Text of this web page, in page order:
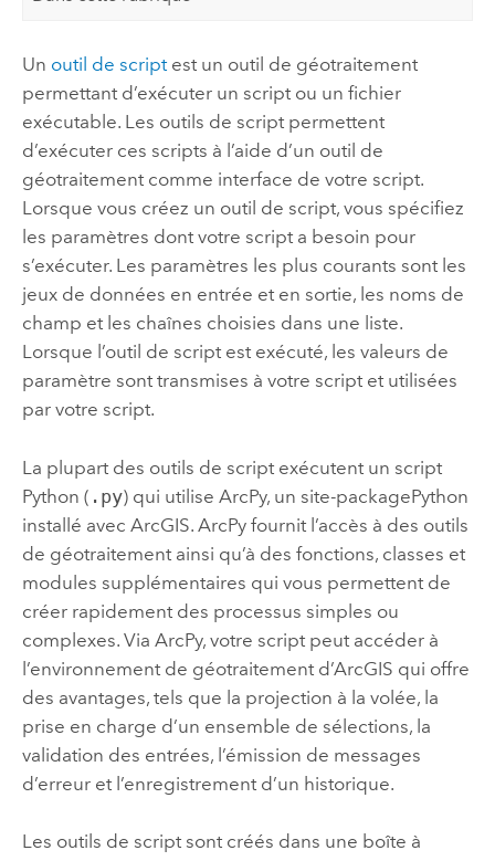
Un outil de scriptest un outil de géotraitement
permettant d’exécuter un script ou un fichier
exécutable. Les outils de script permettent
d’exécuter ces scripts à l’aide d’un outil de
géotraitement comme interface de votre script.
Lorsque vous créez un outil de script, vous spécifiez
les paramètres dont votre script a besoin pour
s’exécuter. Les paramètres les plus courants sont les
jeux de données en entrée et en sortie, les noms de
champ et les chaînes choisies dans une liste.
Lorsque l’outil de script est exécuté, les valeurs de
paramètre sont transmises à votre script et utilisées
par votre script.
La plupart des outils de script exécutent un script
Python ( .py) qui utilise ArcPy, un site-packagePython
installé avec ArcGIS. ArcPyfournit l’accès à des outils
de géotraitement ainsi qu’à des fonctions, classes et
modules supplémentaires qui vous permettent de
créer rapidement des processus simples ou
complexes. Via ArcPy, votre script peut accéder à
l’environnement de géotraitement d’ArcGIS qui offre
des avantages, tels que la projection à la volée, la
prise en charge d’un ensemble de sélections, la
validation des entrées, l’émission de messages
d’erreur et l’enregistrement d’un historique.
Les outils de script sont créés dans une boîte à